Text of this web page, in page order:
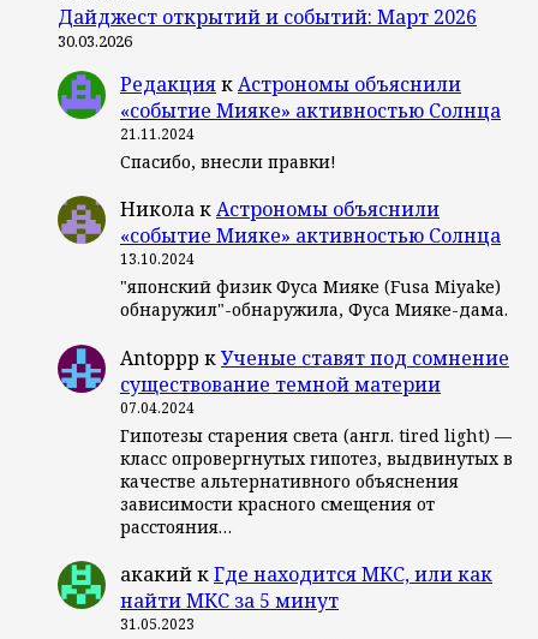
Дайджест открытий и событий: Март 2026
30.03.2026
РедакциякАстрономы объяснили
«событие Мияке» активностью Солнца
21.11.2024
Спасибо, внесли правки!
НиколакАстрономы объяснили
«событие Мияке» активностью Солнца
13.10.2024
"японский физик Фуса Мияке (Fusa Miyake)
обнаружил"-обнаружила, Фуса Мияке-дама.
Antoppp кУченые ставят под сомнение
существование темной материи
07.04.2024
Гипотезы старения света (англ. tired light) —
класс опровергнутых гипотез, выдвинутых в
качестве альтернативного объяснения
зависимости красного смещения от
расстояния…
акакийкГде находится МКС, или как
найти МКС за 5 минут
31.05.2023